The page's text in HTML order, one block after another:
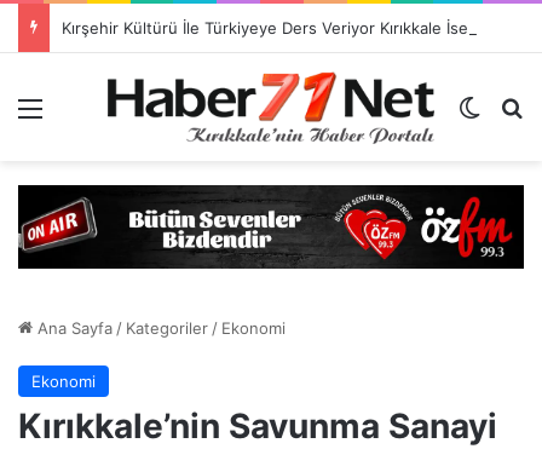
Dış
Ana Sayfa/ Kategoriler/ Ekonomi
Ekonomi
Kırıkkale’nin Savunma Sanayi